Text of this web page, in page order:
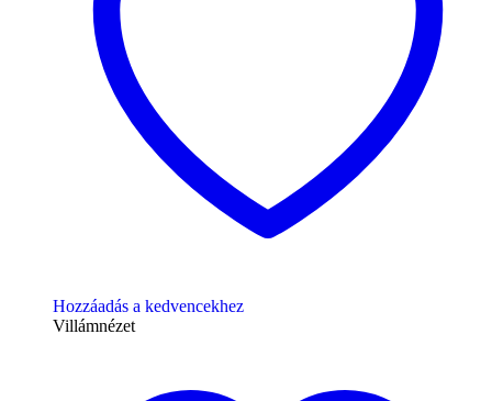
Hozzáadás a kedvencekhez
Villámnézet